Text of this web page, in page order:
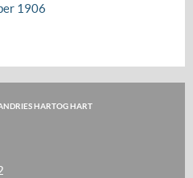
1906
HARTOG HART